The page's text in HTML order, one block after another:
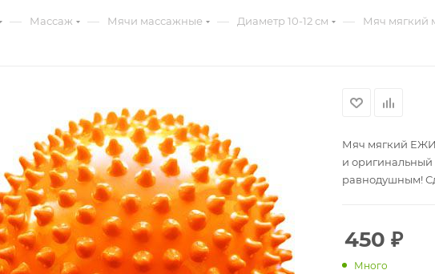
— Массаж — Мячи массажные — Диаметр 10-12 см — Мяч мягкий
Мяч мягкий
и оригинальный
равнодушным!
его
так и взрослым.
450 ₽
Много